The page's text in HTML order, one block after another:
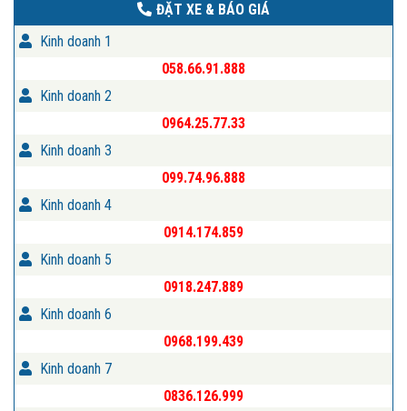
ĐẶT XE & BÁO GIÁ
Kinh doanh 1
058.66.91.888
Kinh doanh 2
0964.25.77.33
Kinh doanh 3
099.74.96.888
Kinh doanh 4
0914.174.859
Kinh doanh 5
0918.247.889
Kinh doanh 6
0968.199.439
Kinh doanh 7
0836.126.999